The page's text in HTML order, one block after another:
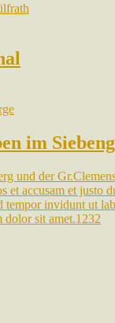
im
und der
accusam et justo
invidunt ut
dolor sit amet.1232